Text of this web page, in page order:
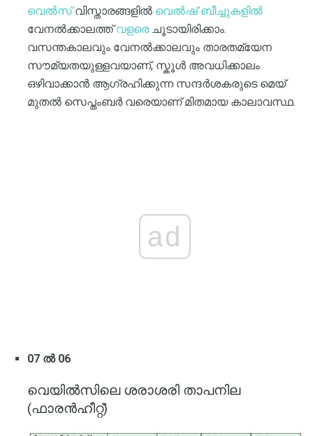
വെൽസ്വിസ്താരങ്ങളിൽ വെൽഷ് ബീച്ചുകളിൽ
വേനൽക്കാലത്ത്വളരെചൂടായിരിക്കാം.
വസന്തകാലവും വേനൽക്കാലവും താരതമ്യേന
സൗമ്യതയുള്ളവയാണ്, സ്കൂൾ അവധിക്കാലം
ഒഴിവാക്കാൻ ആഗ്രഹിക്കുന്ന സന്ദർശകരുടെ മെയ്
മുതൽ സെപ്തംബർ വരെയാണ് മിതമായ കാലാവസ്ഥ.
ad
07 ൽ 06
വെയിൽസിലെ ശരാശരി താപനില
(ഫാരൻഹീറ്റ്)